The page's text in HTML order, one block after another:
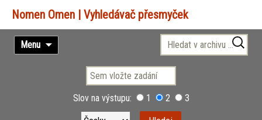
Vyhledávač přesmyček
Menu
Přejít
k
Vyhledávání
Slov na výstupu: 1 2 3